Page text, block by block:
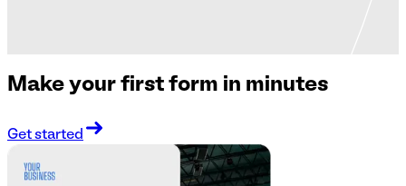
Make your first form in minutes
Get started